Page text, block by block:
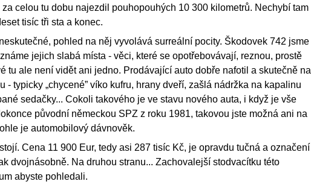
celou tu dobu najezdil pouhopouhých 10 300 kilometrů. Nechybí tam
tisíc tři sta a konec.
pohled na něj vyvolává surreální pocity. Škodovek 742 jsme
jejich slabá místa - věci, které se opotřebovávají, reznou, prostě
tu ale není vidět ani jedno. Prodávající auto dobře nafotil a skutečně na
- typicky „chycené” víko kufru, hrany dveří, zašlá nádržka na kapalinu
sedačky... Cokoli takového je ve stavu nového auta, i když je vše
původní německou SPZ z roku 1981, takovou jste možná ani na
je automobilový dávnověk.
Cena 11 900 Eur, tedy asi 287 tisíc Kč, je opravdu tučná a označení
dvojnásobně. Na druhou stranu... Zachovalejší stodvacítku této
abyste pohledali.